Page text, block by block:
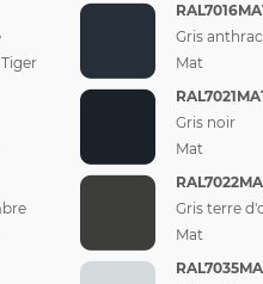
Gris
Mat
Gris noir
Mat
Gris terre
Mat